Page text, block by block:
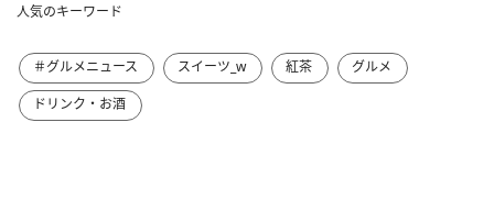
人気のキーワード
＃グルメニュース スイーツ_w 紅茶
グルメ
ドリンク・お酒